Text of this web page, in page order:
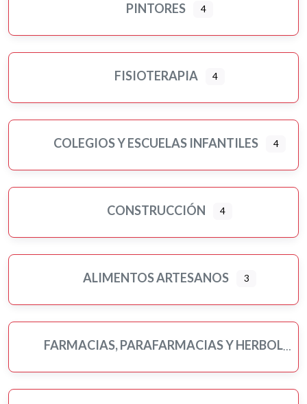
PINTORES 4
FISIOTERAPIA 4
COLEGIOS Y ESCUELAS INFANTILES 4
CONSTRUCCIÓN 4
ALIMENTOS ARTESANOS 3
FARMACIAS, PARAFARMACIAS Y HERBOLARIOS